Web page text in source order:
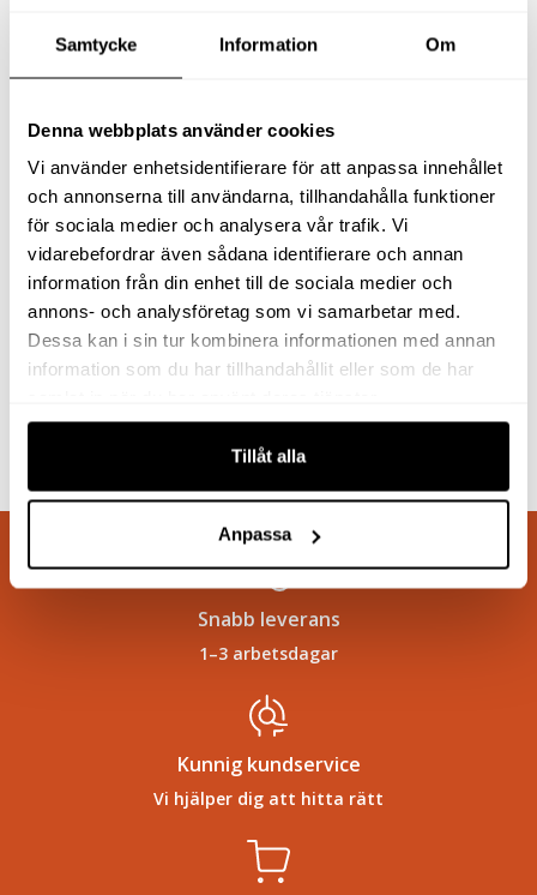
Samtycke Information Om
Denna webbplats använder cookies
Vi använder enhetsidentifierare för att anpassa innehållet
och annonserna till användarna, tillhandahålla funktioner
för sociala medier och analysera vår trafik. Vi
vidarebefordrar även sådana identifierare och annan
information från din enhet till de sociala medier och
annons- och analysföretag som vi samarbetar med.
Dessa kan i sin tur kombinera informationen med annan
information som du har tillhandahållit eller som de har
Tillåt alla
Anpassa
STICKPROPP GUMMI 1-
FAS
63kr exkl moms
(78.75kr inkl moms)
Köp
LADDARE 12V
66kr exkl moms
(82.50krinkl moms)
Köp
Snabb leverans
1–3 arbetsdagar
Kunnig kundservice
Vi hjälper dig att hitta rätt